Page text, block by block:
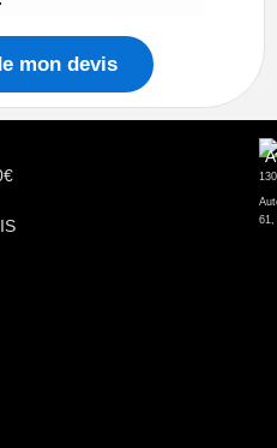
mon devis
61,